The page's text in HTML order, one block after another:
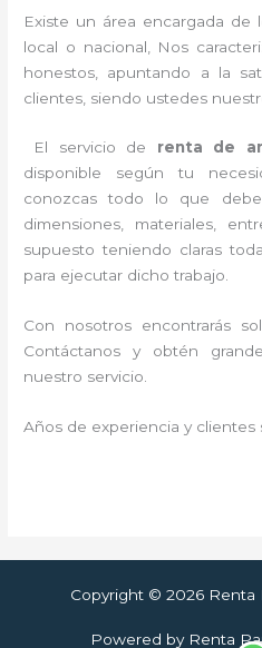
Existe un área encargada de
local o nacional, Nos
honestos, apuntando a la
clientes, siendo ustedes
El servicio de renta de
disponible según tu
conozcas todo lo que
dimensiones, materiales,
supuesto teniendo claras
para ejecutar dicho trabajo.
Con nosotros encontrarás
Contáctanos y obtén
nuestro servicio.
Años de experiencia y clientes
Copyright © 2026 Renta
Powered by Renta